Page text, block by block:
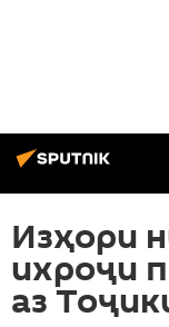
Изҳори
ихроҷи
аз